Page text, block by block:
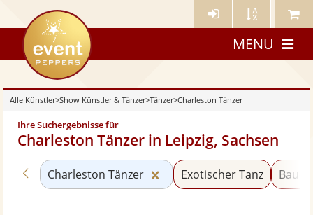
Künstler- Künstler Meine
eventpeppers
MENU
Alle Künstler>Show Künstler & Tänzer>Tänzer>Charleston Tänzer
Ihre Suchergebnisse für
Charleston Tänzer in Leipzig, Sachsen
Zurück zu «Tänzer»
Charleston Tänzer Kategorie «Charleston
Exotischer Tanz